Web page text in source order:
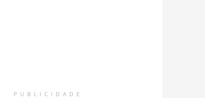
PUBLICIDADE